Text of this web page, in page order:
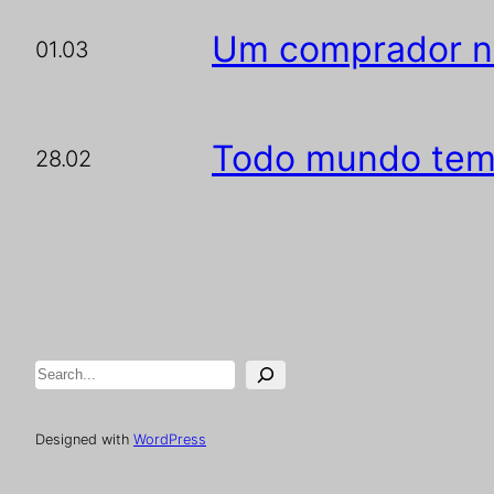
01.03 Um comprador
28.02 Todo mundo
Pesquisar
Designed with WordPress